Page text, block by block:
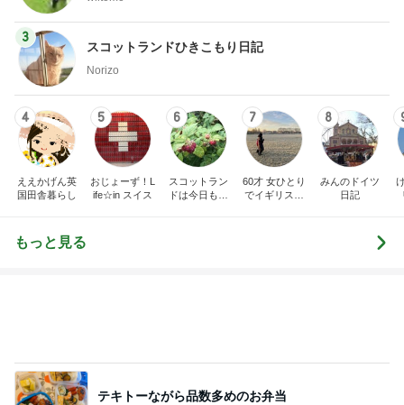
3
スコットランドひきこもり日記
Norizo
4
ええかげん英
国田舎暮らし
5
おじょーず！L
ife☆in スイス
6
スコットラン
ドは今日も曇
7
60才 女ひとり
でイギリスに
8
みんのドイツ
日記
もっと見る
テキトーながら品数多めのお弁当